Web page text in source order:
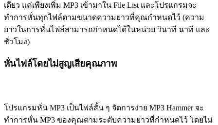
เดียว แค่เพียงเพิ่ม MP3 เข้ามาใน File List และโปรแกรมจะ
ทำการหั่นทุกไฟล์ตามขนาดความยาวที่คุณกำหนดไว้ (ความ
ยาวในการหั่นไฟล์สามารถกำหนดได้ในหน่วย วินาที นาที และ
ชั่วโมง)
หั่นไฟล์โดยไม่สูญเสียคุณภาพ
โปรแกรมหั่น MP3 เป็นไฟล์สั้น ๆ จัดการง่าย MP3 Hammer จะ
ทำการหั่น MP3 ของคุณตามระดับความยาวที่กำหนดไว้ โดยไม่